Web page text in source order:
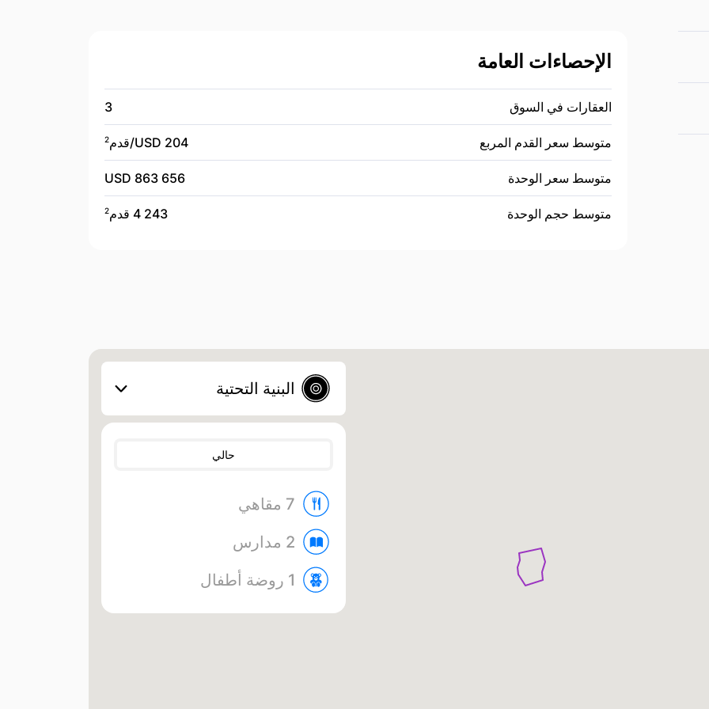
الإحصاءات العامة
العقارات في السوق 3
متوسط سعر القدم المربع 204 USD/ قدم2
متوسط سعر الوحدة 863 656 USD
متوسط حجم الوحدة 4 243 قدم 2
البنية التحتية
حالي
7 مقاهي
2 مدارس
1 روضة أطفال